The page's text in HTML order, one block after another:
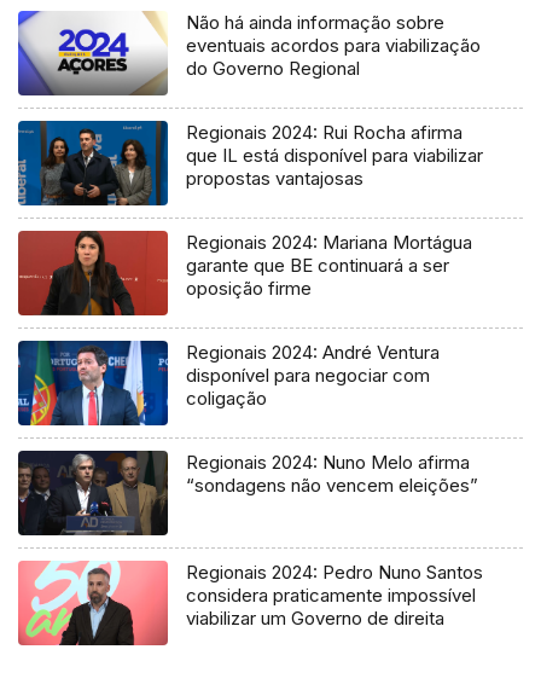
Não há ainda informação sobre
eventuais acordos para viabilização
do Governo Regional
Regionais 2024: Rui Rocha afirma
que IL está disponível para viabilizar
propostas vantajosas
Regionais 2024: Mariana Mortágua
garante que BE continuará a ser
oposição firme
Regionais 2024: André Ventura
disponível para negociar com
coligação
Regionais 2024: Nuno Melo afirma
“sondagens não vencem eleições”
Regionais 2024: Pedro Nuno Santos
considera praticamente impossível
viabilizar um Governo de direita